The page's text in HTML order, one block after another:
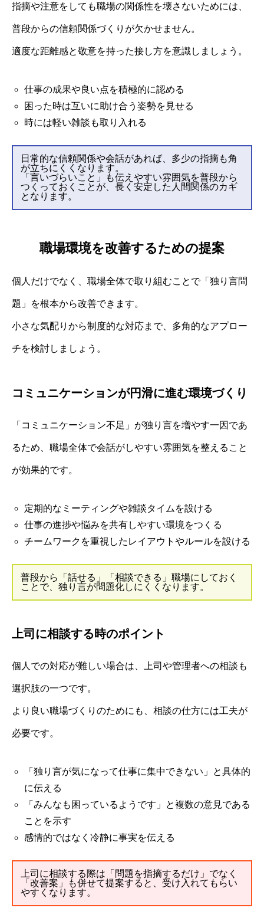
指摘や注意をしても職場の関係性を壊さないためには、
普段からの信頼関係づくりが欠かせません。
適度な距離感と敬意を持った接し方を意識しましょう。
仕事の成果や良い点を積極的に認める
困った時は互いに助け合う姿勢を見せる
時には軽い雑談も取り入れる
日常的な信頼関係や会話があれば、多少の指摘も角
が立ちにくくなります。
「言いづらいこと」も伝えやすい雰囲気を普段から
つくっておくことが、長く安定した人間関係のカギ
となります。
職場環境を改善するための提案
個人だけでなく、職場全体で取り組むことで「独り言問
題」を根本から改善できます。
小さな気配りから制度的な対応まで、多角的なアプロー
チを検討しましょう。
コミュニケーションが円滑に進む環境づくり
「コミュニケーション不足」が独り言を増やす一因であ
るため、職場全体で会話がしやすい雰囲気を整えること
が効果的です。
定期的なミーティングや雑談タイムを設ける
仕事の進捗や悩みを共有しやすい環境をつくる
チームワークを重視したレイアウトやルールを設ける
普段から「話せる」「相談できる」職場にしておく
ことで、独り言が問題化しにくくなります。
上司に相談する時のポイント
個人での対応が難しい場合は、上司や管理者への相談も
選択肢の一つです。
より良い職場づくりのためにも、相談の仕方には工夫が
必要です。
「独り言が気になって仕事に集中できない」と具体的
に伝える
「みんなも困っているようです」と複数の意見である
ことを示す
感情的ではなく冷静に事実を伝える
上司に相談する際は「問題を指摘するだけ」でなく
「改善案」も併せて提案すると、受け入れてもらい
やすくなります。